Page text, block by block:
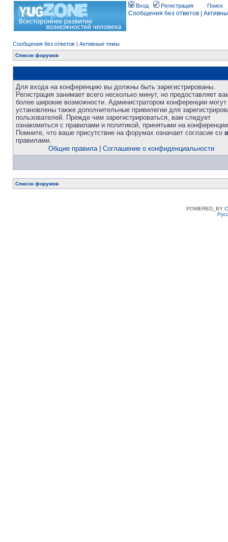
Вход Регистрация Поиск
Сообщения без ответов
Сообщения без ответов | Активные темы
Список форумов
Для входа на конференцию вы должны быть зарегистрированы.
Регистрация занимает всего несколько минут, но предоставляет
более широкие возможности. Администратором конференции
установлены также дополнительные привилегии для
пользователей. Прежде чем зарегистрироваться, вам следует
ознакомиться с правилами и политикой, принятыми на
Помните, что ваше присутствие на форумах означает согласие со
правилами.
Общие правила| Соглашение о конфиденциальности
Список форумов
POWERED_BY